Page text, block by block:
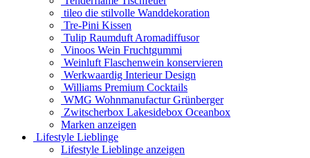
tileo die stilvolle Wanddekoration
Tre-Pini Kissen
Tulip Raumduft Aromadiffusor
Vinoos Wein Fruchtgummi
Weinluft Flaschenwein konservieren
Werkwaardig Interieur Design
Williams Premium Cocktails
WMG Wohnmanufactur Grünberger
Zwitscherbox Lakesidebox Oceanbox
Marken anzeigen
Lifestyle Lieblinge
Lifestyle Lieblinge anzeigen